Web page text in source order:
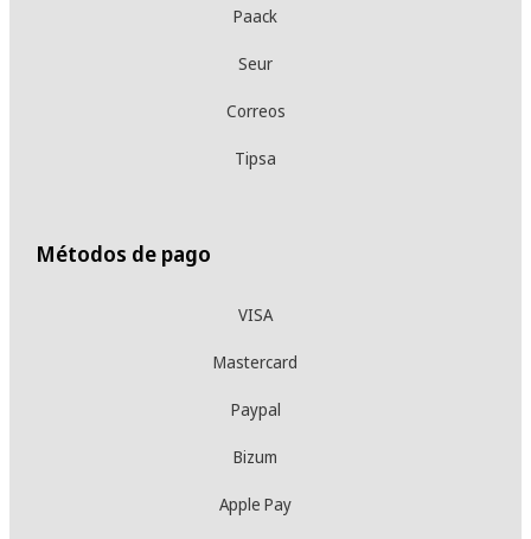
Paack
Seur
Correos
Tipsa
Métodos de pago
VISA
Mastercard
Paypal
Bizum
Apple Pay